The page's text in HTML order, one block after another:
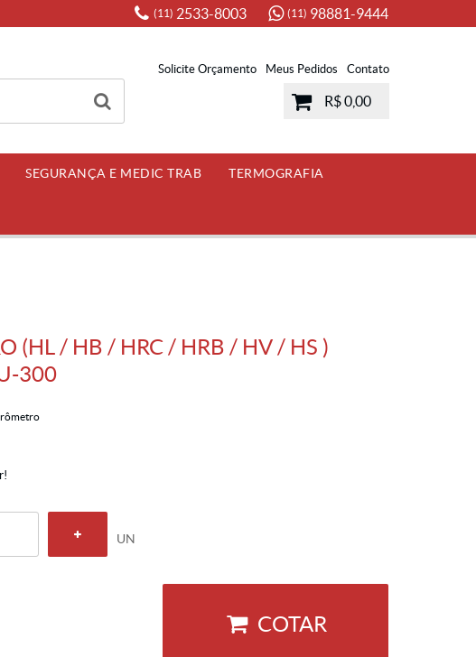
(11) 2533-8003 (11) 98881-9444
Solicite Orçamento Meus Pedidos Contato
R$ 0,00
SEGURANÇA E MEDIC TRAB TERMOGRAFIA
(HL / HB / HRC / HRB / HV / HS )
300
UN
COTAR